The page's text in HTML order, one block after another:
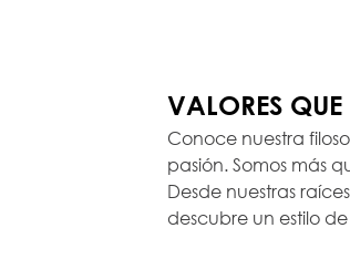
VALORES
Conoce nuestra
pasión. Somos más
Desde nuestras
descubre un estilo